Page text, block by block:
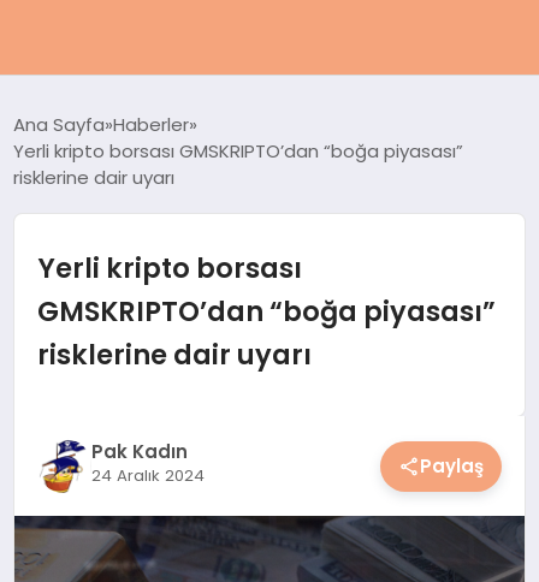
KADIN
SPOR & FITNESS
YEMEK
Ana Sayfa Haberler
Yerli kripto borsası GMSKRIPTO’dan “boğa piyasası”
risklerine dair uyarı
Yerli kripto borsası
GMSKRIPTO’dan “boğa piyasası”
risklerine dair uyarı
Pak Kadın
24 Aralık 2024 Paylaş